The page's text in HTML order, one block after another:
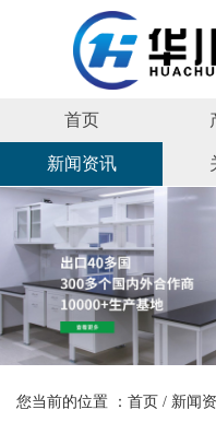
首页
新闻资讯
您当前的位置 ： 首页 / 新闻